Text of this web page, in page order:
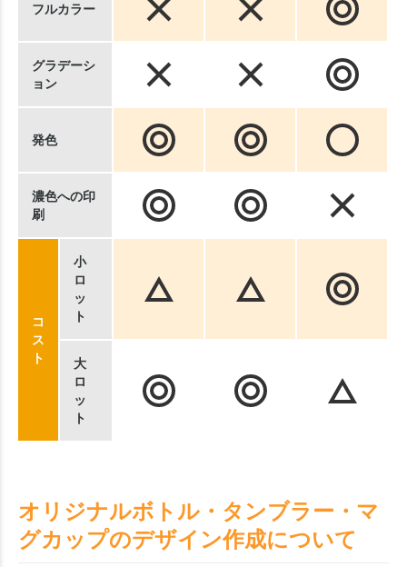
フルカラー
グラデーシ
ョン
発色
濃色への印
刷
コ
ス
ト
小
ロ
ッ
ト
大
ロ
ッ
ト
オリジナルボトル・タンブラー・マ
グカップのデザイン作成について